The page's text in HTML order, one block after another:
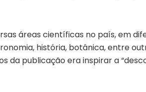
áreas científicas no país, em
história, botânica, entre
da publicação era inspirar a